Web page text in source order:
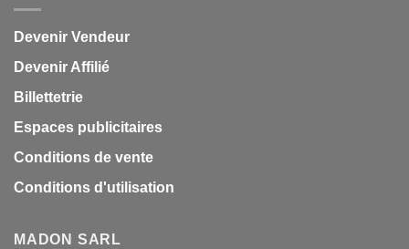
Devenir Vendeur
Devenir Affilié
Billettetrie
Espaces publicitaires
Conditions de vente
Conditions d'utilisation
MADON SARL